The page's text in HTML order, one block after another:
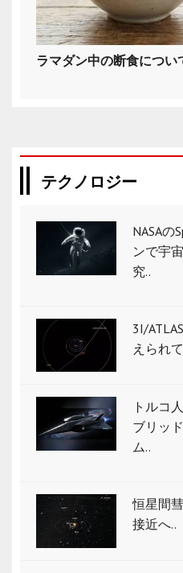
ラマダン中の断食につい
テクノロジー
NASAの
ンで宇
究..
3I/
えられ
トルコ
ブリッ
ム..
恒星間
接近へ..